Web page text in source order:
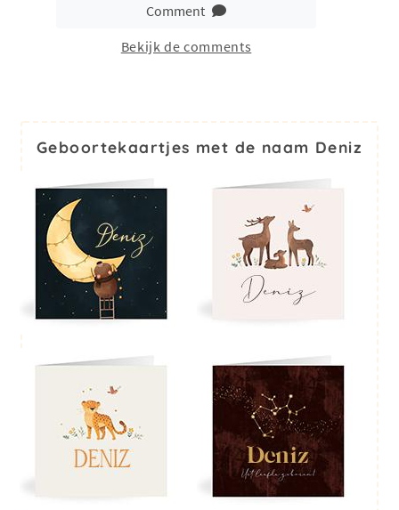
Comment
Bekijk de comments
Geboortekaartjes met de naam Deniz